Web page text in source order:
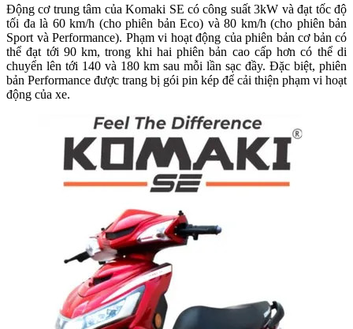
Động cơ trung tâm của Komaki SE có công suất 3kW và đạt tốc độ
tối đa là 60 km/h (cho phiên bản Eco) và 80 km/h (cho phiên bản
Sport và Performance). Phạm vi hoạt động của phiên bản cơ bản có
thể đạt tới 90 km, trong khi hai phiên bản cao cấp hơn có thể di
chuyển lên tới 140 và 180 km sau mỗi lần sạc đầy. Đặc biệt, phiên
bản Performance được trang bị gói pin kép để cải thiện phạm vi hoạt
động của xe.